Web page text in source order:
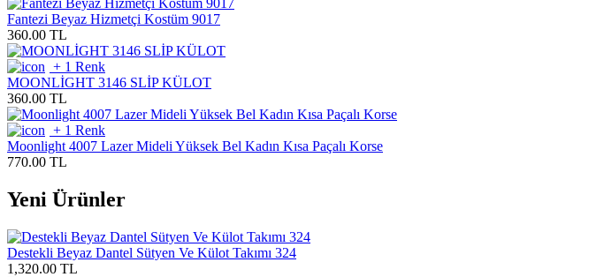
Fantezi Beyaz Hizmetçi Kostüm 9017
360.00 TL
+ 1 Renk
MOONLİGHT 3146 SLİP KÜLOT
360.00 TL
+ 1 Renk
Moonlight 4007 Lazer Mideli Yüksek Bel Kadın Kısa Paçalı Korse
770.00 TL
Yeni Ürünler
Destekli Beyaz Dantel Sütyen Ve Külot Takımı 324
1,320.00 TL